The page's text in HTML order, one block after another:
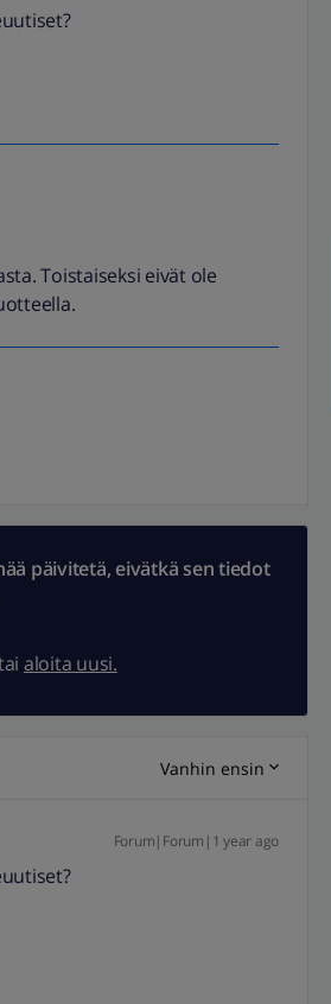
Toistaiseksi eivät ole
päivitetä, eivätkä sen tiedot
aloita uusi.
Vanhin ensin
Forum|Forum|1 year ago